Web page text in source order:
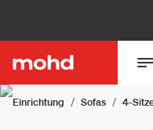
Einrichtung Sofas 4-